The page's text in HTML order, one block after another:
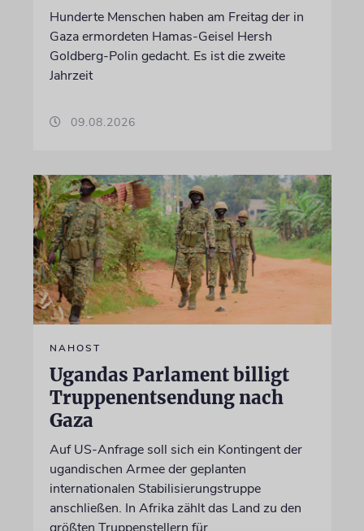
Hunderte Menschen haben am Freitag der in
Gaza ermordeten Hamas-Geisel Hersh
Goldberg-Polin gedacht. Es ist die zweite
Jahrzeit
09.08.2026
NAHOST
Ugandas Parlament billigt
Truppenentsendung nach
Gaza
Auf US-Anfrage soll sich ein Kontingent der
ugandischen Armee der geplanten
internationalen Stabilisierungstruppe
anschließen. In Afrika zählt das Land zu den
größten Truppenstellern für